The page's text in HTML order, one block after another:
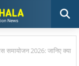
समायोजन 2026: जानिए क्या